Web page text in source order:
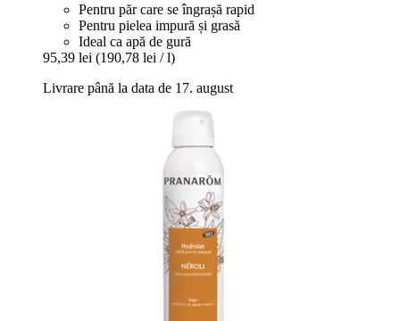
Pentru păr care se îngrașă rapid
Pentru pielea impură și grasă
Ideal ca apă de gură
95,39 lei (190,78 lei / l)
Livrare până la data de 17. august